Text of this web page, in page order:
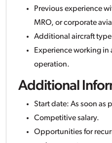
Previous experience
MRO, or corporate
Additional aircraft
Experience working in
operation.
Additional
Start date: As soon as
Competitive salary.
Opportunities for